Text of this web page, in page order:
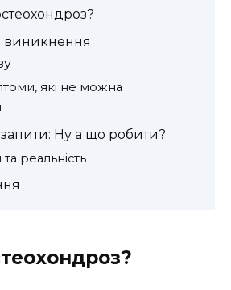
які не можна
Ну а що робити?
реальність